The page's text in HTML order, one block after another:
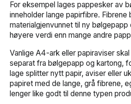
For eksempel lages pappesker av
inneholder lange papirfibre. Fibrene
materialgjenvunnet til ny bølgepapp
høyere verdi enn mange andre
Vanlige A4-ark eller papiraviser
separat fra bølgepapp og kartong,
lage splitter nytt papir, aviser eller
papiret med de lange, grå fibrene,
lenger like godt til denne typen